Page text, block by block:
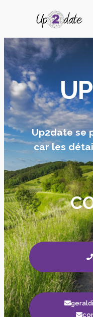
Up2date se
car les